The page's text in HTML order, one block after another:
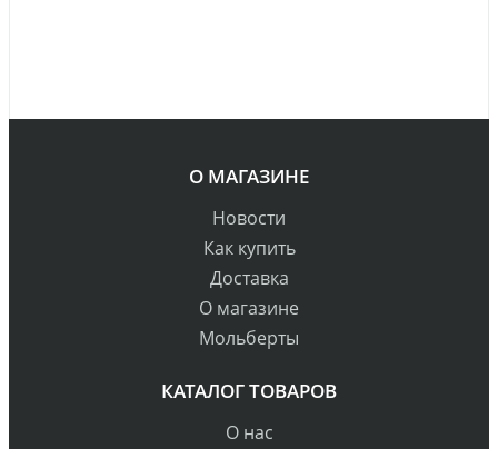
О МАГАЗИНЕ
Новости
Как купить
Доставка
О магазине
Мольберты
КАТАЛОГ ТОВАРОВ
О нас